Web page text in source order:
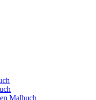
Malbuch